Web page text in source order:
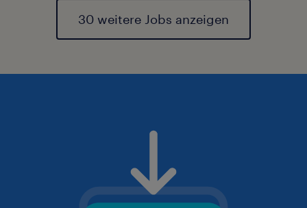
30 weitere Jobs anzeigen